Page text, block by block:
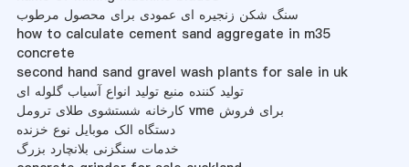
سنگ شکن زنجیره ای عمودی برای محصول مرطوب
how to calculate cement sand aggregate in m35
concrete
second hand sand gravel wash plants for sale in uk
تولید کننده منبع تولید انواع آسیاب گلوله ای
کارخانه شستشوی طلای ترومل vme برای فروش
دستگاه الک موبایل نوع خزنده
خدمات سنگزنی بلانچارد بزرگ